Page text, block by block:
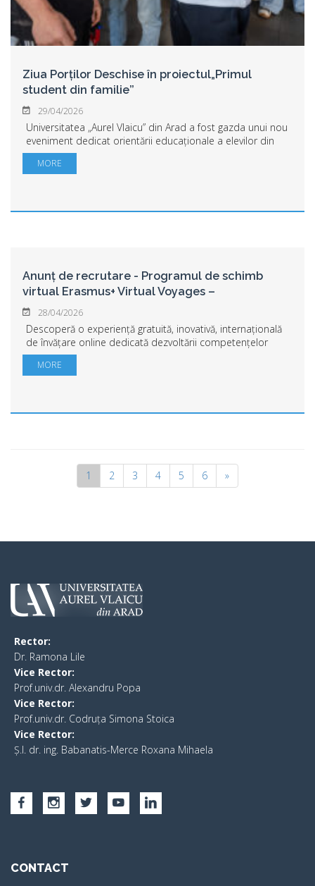
Ziua Porților Deschise în proiectul„Primul
student din familie”
29/04/2026
Universitatea „Aurel Vlaicu” din Arad a fost gazda unui nou
eveniment dedicat orientării educaționale a elevilor din
învățământul preuniversitar, organizat în cadrul proiectului
„Primul student din fa...
MORE
Anunț de recrutare - Programul de schimb
virtual Erasmus+ Virtual Voyages –
28/04/2026
Descoperă o experiență gratuită, inovativă, internațională
de învățare online dedicată dezvoltării competențelor
viitorului participând la proiectul Erasmus+ prin schimb
virtual: „Acquiring Transver...
MORE
1 2 3 4 5 6 »
Rector:
​Dr. Ramona Lile
Vice Rector:
Prof.univ.dr. Alexandru Popa
Vice Rector:
Prof.univ.dr. Codruța Simona Stoica
Vice Rector:
Ș.I. dr. ing. Babanatis-Merce Roxana Mihaela
CONTACT